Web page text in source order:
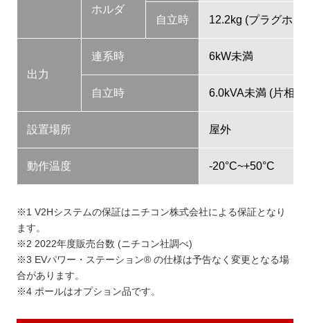
ホルダ
自立時 12.2kg (プラグホル
出力
連系時 6kW未満
自立時 6.0kVA未満 (片相
設置場所 屋外
動作温度 -20°C~+50°C
※1 V2Hシステムの保証はニチコン株式会社による保証となり
ます。
※2 2022年度販売台数 (ニチコン社調べ)
※3 EVパワー・ステーション® の仕様は予告なく変更となる場
合があります。
※4 ポールはオプション品です。